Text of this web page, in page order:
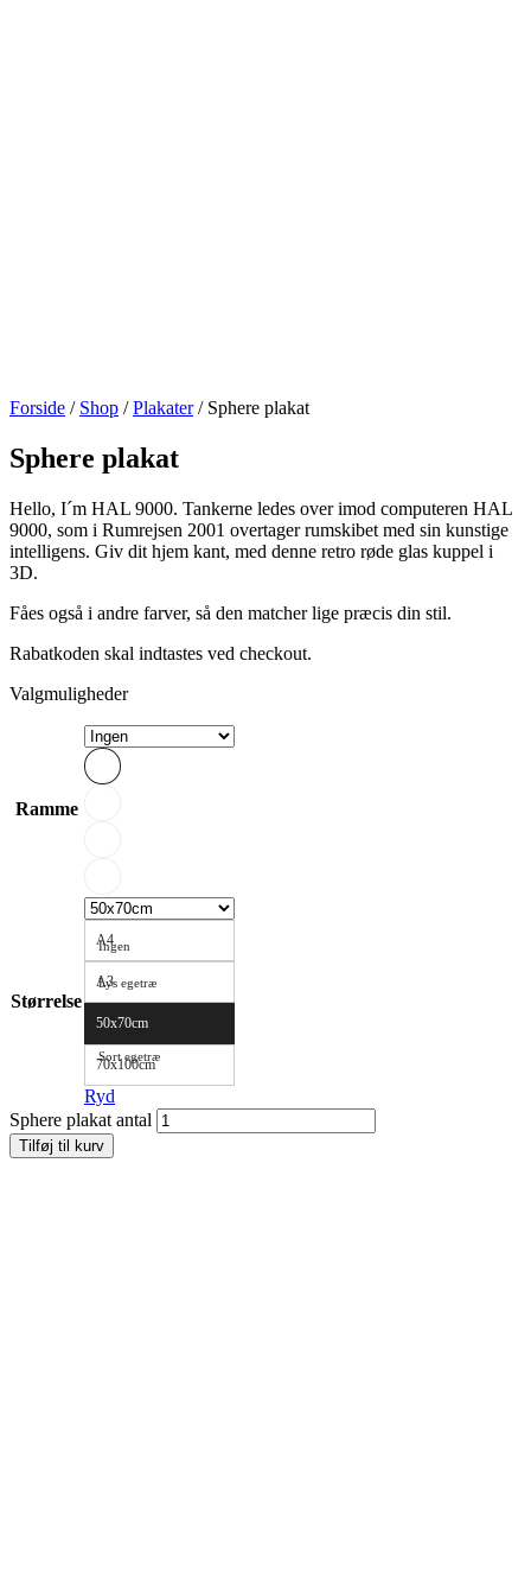
Forside / Shop /Plakater/ Sphere plakat
Sphere plakat
Hello, I´m HAL 9000. Tankerne ledes over imod computeren HAL
9000, som i Rumrejsen 2001 overtager rumskibet med sin kunstige
intelligens. Giv dit hjem kant, med denne retro røde glas kuppel i
3D.
Fåes også i andre farver, så den matcher lige præcis din stil.
Rabatkoden skal indtastes ved checkout.
Valgmuligheder
Ramme
Ingen
Lys egetræ
Mørk egetræ
Sort egetræ
Størrelse
A4
A3
50x70cm
70x100cm
Ryd
Sphere plakat antal
Tilføj til kurv